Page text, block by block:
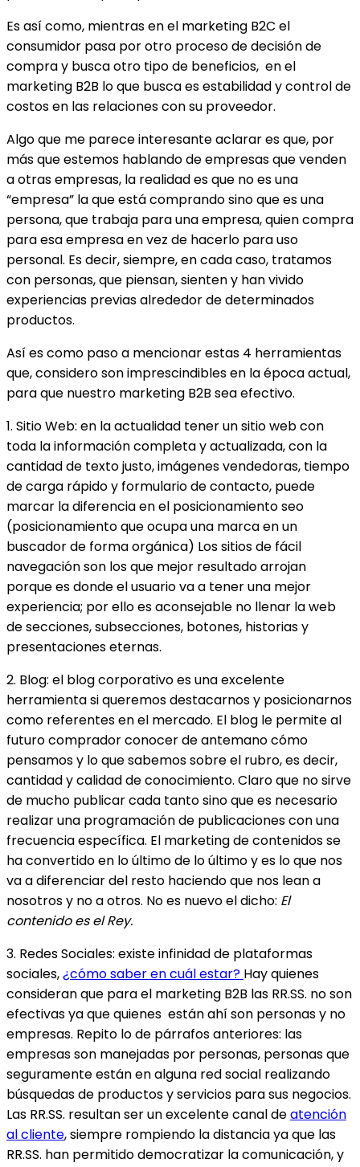
Es así como, mientras en el marketing B2C el
consumidor pasa por otro proceso de decisión de
compra y busca otro tipo de beneficios, en el
marketing B2B lo que busca es estabilidad y control de
costos en las relaciones con su proveedor.
Algo que me parece interesante aclarar es que, por
más que estemos hablando de empresas que venden
a otras empresas, la realidad es que no es una
“empresa” la que está comprando sino que es una
persona, que trabaja para una empresa, quien compra
para esa empresa en vez de hacerlo para uso
personal. Es decir, siempre, en cada caso, tratamos
con personas, que piensan, sienten y han vivido
experiencias previas alrededor de determinados
productos.
Así es como paso a mencionar estas 4 herramientas
que, considero son imprescindibles en la época actual,
para que nuestro marketing B2B sea efectivo.
1. Sitio Web: en la actualidad tener un sitio web con
toda la información completa y actualizada, con la
cantidad de texto justo, imágenes vendedoras, tiempo
de carga rápido y formulario de contacto, puede
marcar la diferencia en el posicionamiento seo
(posicionamiento que ocupa una marca en un
buscador de forma orgánica) Los sitios de fácil
navegación son los que mejor resultado arrojan
porque es donde el usuario va a tener una mejor
experiencia; por ello es aconsejable no llenar la web
de secciones, subsecciones, botones, historias y
presentaciones eternas.
2. Blog: el blog corporativo es una excelente
herramienta si queremos destacarnos y posicionarnos
como referentes en el mercado. El blog le permite al
futuro comprador conocer de antemano cómo
pensamos y lo que sabemos sobre el rubro, es decir,
cantidad y calidad de conocimiento. Claro que no sirve
de mucho publicar cada tanto sino que es necesario
realizar una programación de publicaciones con una
frecuencia específica. El marketing de contenidos se
ha convertido en lo último de lo último y es lo que nos
va a diferenciar del resto haciendo que nos lean a
nosotros y no a otros. No es nuevo el dicho: El
contenido es el Rey.
3. Redes Sociales: existe infinidad de plataformas
sociales,¿cómo saber en cuál estar? Hay quienes
consideran que para el marketing B2B las RR.SS. no son
efectivas ya que quienes están ahí son personas y no
empresas. Repito lo de párrafos anteriores: las
empresas son manejadas por personas, personas que
seguramente están en alguna red social realizando
búsquedas de productos y servicios para sus negocios.
Las RR.SS. resultan ser un excelente canal deatención
al cliente, siempre rompiendo la distancia ya que las
RR.SS. han permitido democratizar la comunicación, y